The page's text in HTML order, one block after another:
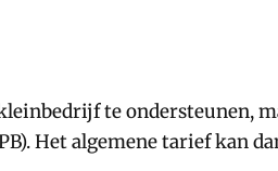
te ondersteunen,
Het algemene tarief kan